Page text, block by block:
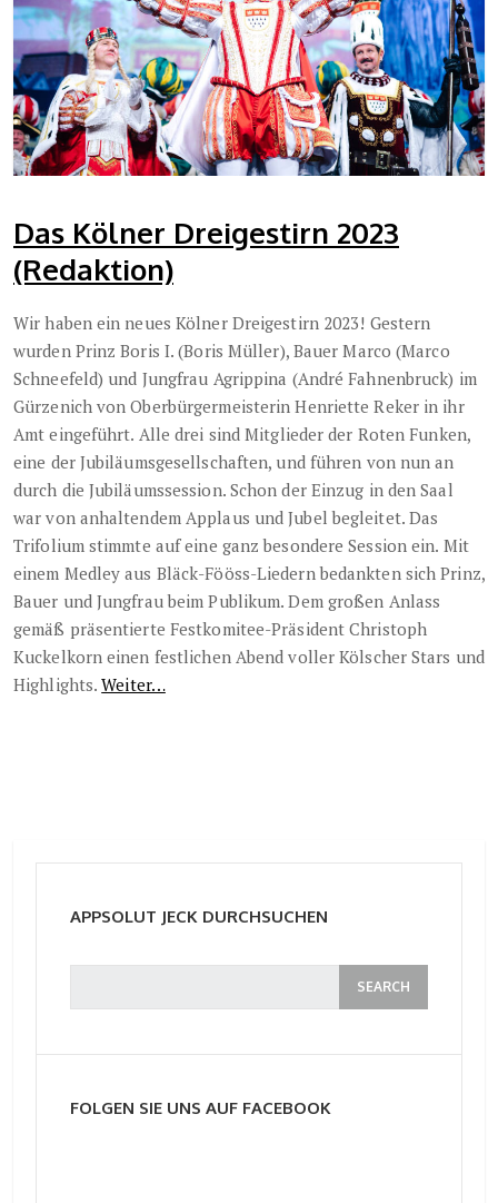
Das Kölner Dreigestirn 2023
(Redaktion)
Wir haben ein neues Kölner Dreigestirn 2023! Gestern
wurden Prinz Boris I. (Boris Müller), Bauer Marco (Marco
Schneefeld) und Jungfrau Agrippina (André Fahnenbruck) im
Gürzenich von Oberbürgermeisterin Henriette Reker in ihr
Amt eingeführt. Alle drei sind Mitglieder der Roten Funken,
eine der Jubiläumsgesellschaften, und führen von nun an
durch die Jubiläumssession. Schon der Einzug in den Saal
war von anhaltendem Applaus und Jubel begleitet. Das
Trifolium stimmte auf eine ganz besondere Session ein. Mit
einem Medley aus Bläck-Fööss-Liedern bedankten sich Prinz,
Bauer und Jungfrau beim Publikum. Dem großen Anlass
gemäß präsentierte Festkomitee-Präsident Christoph
Kuckelkorn einen festlichen Abend voller Kölscher Stars und
Highlights.Weiter…
APPSOLUT JECK DURCHSUCHEN
FOLGEN SIE UNS AUF FACEBOOK